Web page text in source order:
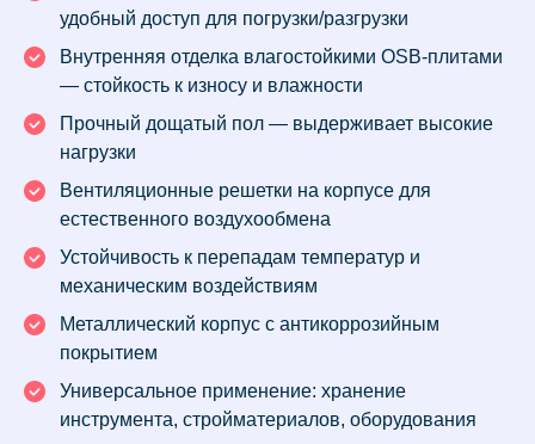
удобный доступ для погрузки/разгрузки
Внутренняя отделка влагостойкими OSB-плитами
— стойкость к износу и влажности
Прочный дощатый пол — выдерживает высокие
нагрузки
Вентиляционные решетки на корпусе для
естественного воздухообмена
Устойчивость к перепадам температур и
механическим воздействиям
Металлический корпус с антикоррозийным
покрытием
Универсальное применение: хранение
инструмента, стройматериалов, оборудования